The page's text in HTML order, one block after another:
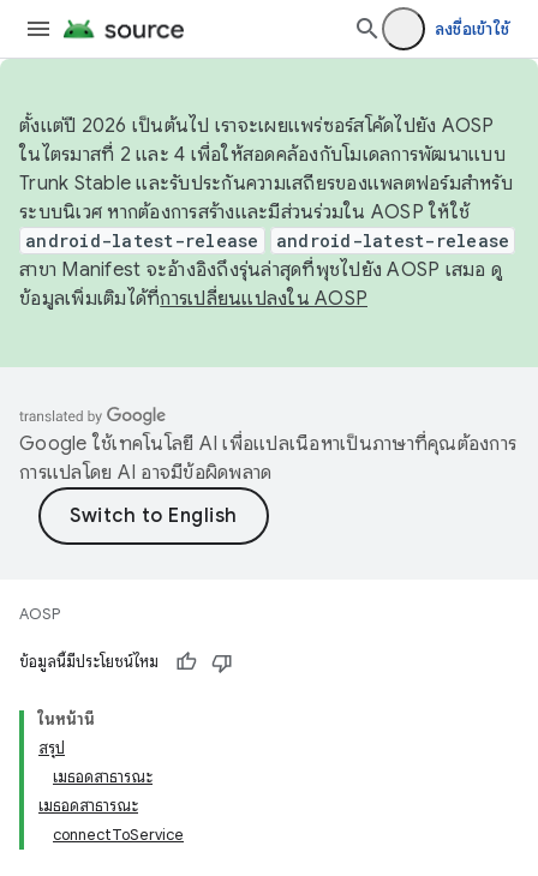
ลงชื่อเข้าใช้
ตั้งแต่ปี 2026 เป็นต้นไป เราจะเผยแพร่ซอร์สโค้ดไปยัง AOSP
ในไตรมาสที่ 2 และ 4 เพื่อให้สอดคล้องกับโมเดลการพัฒนาแบบ
Trunk Stable และรับประกันความเสถียรของแพลตฟอร์มสำหรับ
ระบบนิเวศ หากต้องการสร้างและมีส่วนร่วมใน AOSP ให้ใช้
android-latest-release android-latest-release
สาขา Manifest จะอ้างอิงถึงรุ่นล่าสุดที่พุชไปยัง AOSP เสมอ ดู
ข้อมูลเพิ่มเติมได้ที่การเปลี่ยนแปลงใน AOSP
Google ใช้เทคโนโลยี AI เพื่อแปลเนื้อหาเป็นภาษาที่คุณต้องการ
การแปลโดย AI อาจมีข้อผิดพลาด
AOSP
ข้อมูลนี้มีประโยชน์ไหม
ในหน้านี้
สรุป
เมธอดสาธารณะ
เมธอดสาธารณะ
connectToService